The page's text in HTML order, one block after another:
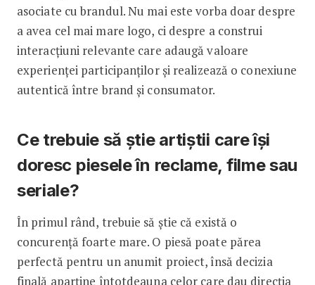
asociate cu brandul. Nu mai este vorba doar despre
a avea cel mai mare logo, ci despre a construi
interacțiuni relevante care adaugă valoare
experienței participanților și realizează o conexiune
autentică între brand și consumator.
Ce trebuie să știe artiștii care își
doresc piesele în reclame, filme sau
seriale?
În primul rând, trebuie să știe că există o
concurență foarte mare. O piesă poate părea
perfectă pentru un anumit proiect, însă decizia
finală aparține întotdeauna celor care dau direcția